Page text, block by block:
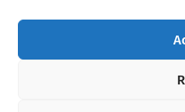
l'industrie aéronautique,
services MRO et après-vente,
civils, l'aéronautique de défense